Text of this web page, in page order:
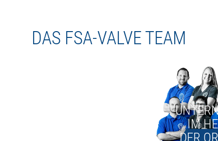
DAS FSA-VALVE TEAM
IM
DER